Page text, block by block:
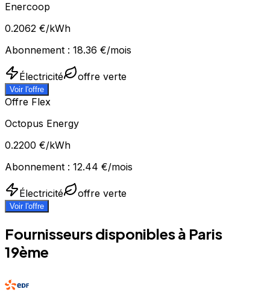
Enercoop
0.2062 €/kWh
Abonnement : 18.36 €/mois
Électricité offre verte
Voir l'offre
Offre Flex
Octopus Energy
0.2200 €/kWh
Abonnement : 12.44 €/mois
Électricité offre verte
Voir l'offre
Fournisseurs disponibles à Paris
19ème